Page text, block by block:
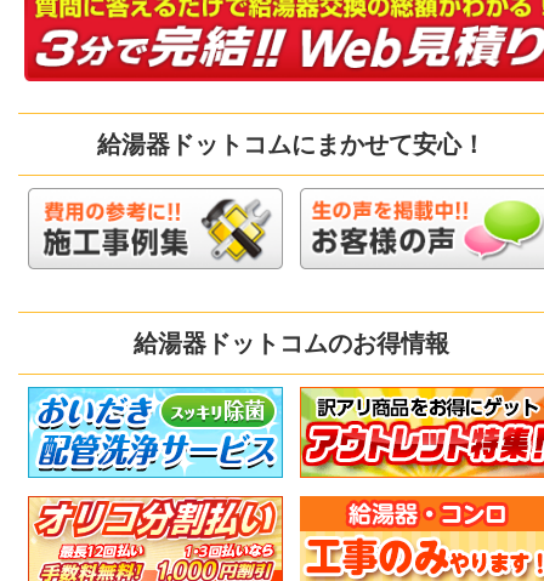
給湯器ドットコムにまかせて安心！
給湯器ドットコムのお得情報